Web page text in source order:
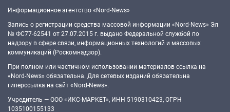
Информационное агентство «Nord-News»
Запись о регистрации средства массовой информации «Nord-News» Эл
№ ФС77-62541 от 27.07.2015 г. выдано Федеральной службой по
надзору в сфере связи, информационных технологий и массовых
коммуникаций (Роскомнадзор).
При полном или частичном использовании материалов ссылка на
«Nord-News» обязательна. Для сетевых изданий обязательна
гиперссылка на сайт «Nord-News».
Учредитель — ООО «ИКС-МАРКЕТ», ИНН 5190310423, ОГРН
1035100155133